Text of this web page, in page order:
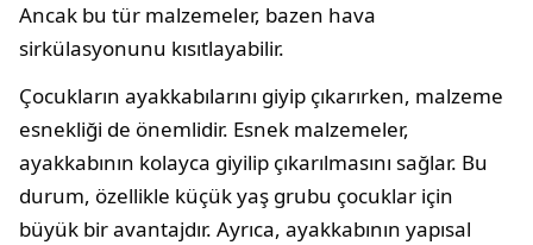
Ancak bu tür malzemeler, bazen hava
sirkülasyonunu kısıtlayabilir.
Çocukların ayakkabılarını giyip çıkarırken, malzeme
esnekliği de önemlidir. Esnek malzemeler,
ayakkabının kolayca giyilip çıkarılmasını sağlar. Bu
durum, özellikle küçük yaş grubu çocuklar için
büyük bir avantajdır. Ayrıca, ayakkabının yapısal